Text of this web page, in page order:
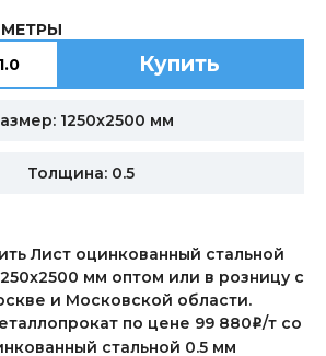
МЕТРЫ
Купить
1250х2500 мм
Толщина: 0.5
Лист оцинкованный стальной
мм оптом или в розницу с
и Московской области.
по цене 99 880i/т со
стальной 0.5 мм